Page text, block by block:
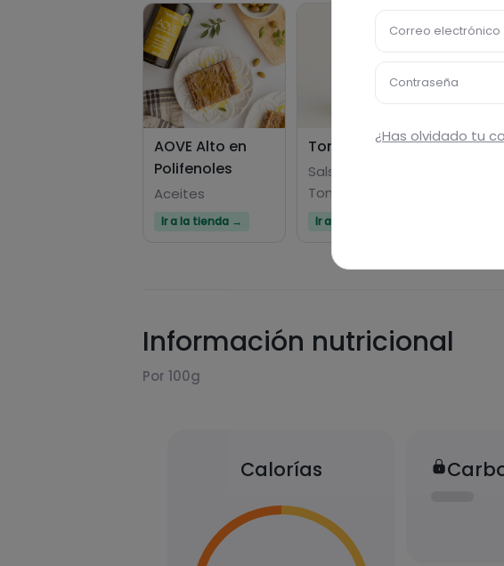
AOVE Alto en
Polifenoles
Aceites
Ir a la tienda →
Tomate Frito
Salsas De
Tomate
Ir a la tienda →
Información nutricional
Por 100g
Calorías
Correo electrónico
Contraseña
¿Has olvidado tu